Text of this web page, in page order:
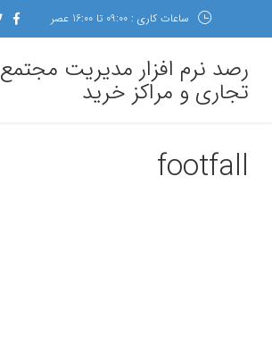
ساعات کاری : 09:00 تا 16:00 عصر
رصد نرم افزار مدیریت مجتمع
تجاری و مراکز خرید
footfall